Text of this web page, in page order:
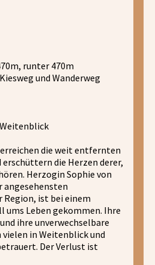
runter 470m
und Wanderweg
Weitenblick
die weit entfernten
erschüttern die Herzen derer,
Herzogin Sophie von
angesehensten
ist bei einem
ums Leben gekommen. Ihre
ihre unverwechselbare
in Weitenblick und
Der Verlust ist